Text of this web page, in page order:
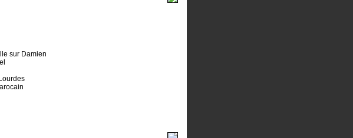
sur Damien